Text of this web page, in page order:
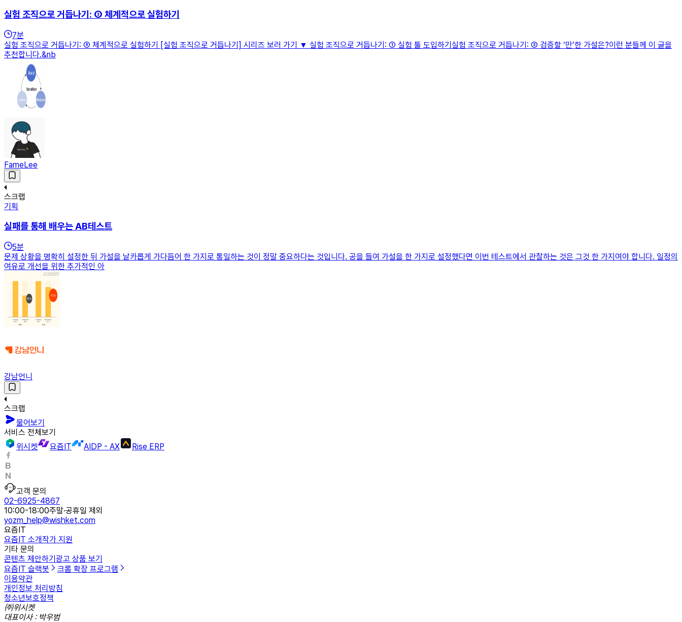
실험 조직으로 거듭나기: ③ 체계적으로 실험하기
7분
실험 조직으로 거듭나기: ③ 체계적으로 실험하기 [실험 조직으로 거듭나기] 시리즈 보러 가기 ▼ 실험 조직으로 거듭나기: ① 실험 툴 도입하기실험 조직으로 거듭나기: ② 검증할 ‘만’한 가설은?이런 분들께 이 글을
추천합니다.&nb
FameLee
스크랩
기획
실패를 통해 배우는 AB테스트
5분
문제 상황을 명확히 설정한 뒤 가설을 날카롭게 가다듬어 한 가지로 통일하는 것이 정말 중요하다는 것입니다. 공을 들여 가설을 한 가지로 설정했다면 이번 테스트에서 관찰하는 것은 그것 한 가지여야 합니다. 일정의
여유로 개선을 위한 추가적인 아
강남언니
스크랩
물어보기
서비스 전체보기
위시켓
요즘IT AIDP - AX Rise ERP
고객 문의
02-6925-4867
10:00-18:00주말·공휴일 제외
yozm_help@wishket.com
요즘IT
요즘IT 소개작가 지원
기타 문의
콘텐츠 제안하기 광고 상품 보기
요즘IT 슬랙봇
크롬 확장 프로그램
이용약관
개인정보 처리방침
청소년보호정책
㈜위시켓
대표이사 : 박우범